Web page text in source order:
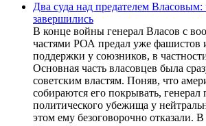
Два суда над предателем
завершились
В конце войны генерал Власов с
частями РОА предал уже фашистов
поддержки у союзников, в
Основная часть власовцев была
советским властям. Поняв, что
собираются его покрывать, генерал
политического убежища у
этом ему безоговорочно отказали.